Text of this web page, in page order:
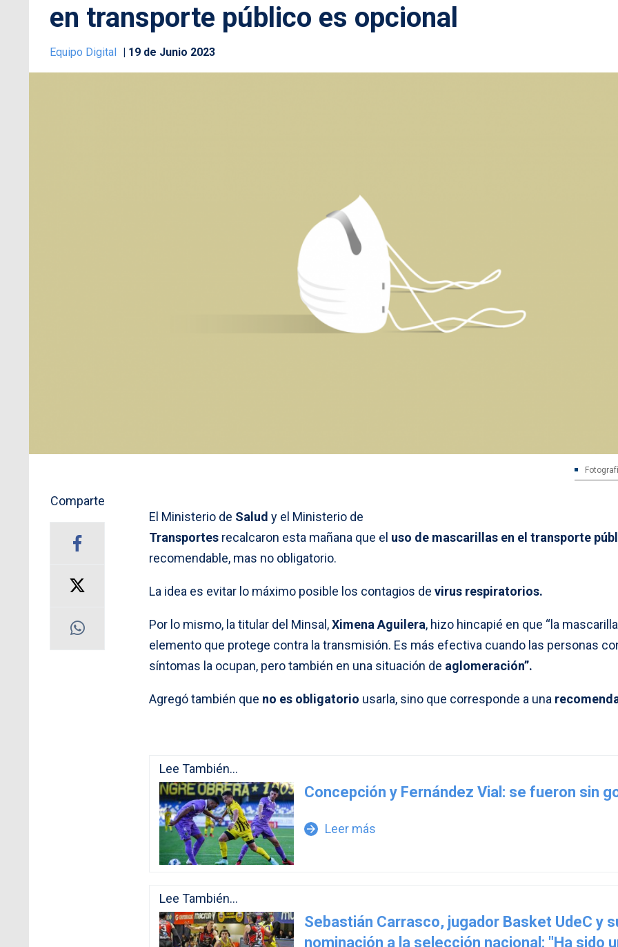
en transporte público es opcional
Equipo Digital 19 de Junio 2023
Comparte
El Ministerio de Salud y el Ministerio de
Transportes recalcaron esta mañana que el uso de mascarillas en el transporte
recomendable, mas no obligatorio.
La idea es evitar lo máximo posible los contagios de virus respiratorios.
Por lo mismo, la titular del Minsal,Ximena Aguilera, hizo hincapié en que “la
elemento que protege contra la transmisión. Es más efectiva cuando las personas
síntomas la ocupan, pero también en una situación de aglomeración”.
Agregó también que no es obligatorio usarla, sino que corresponde a una
Lee También...
Concepción y Fernández Vial: se fueron sin
arrow_forward Leer más
Lee También...
Sebastián Carrasco, jugador Basket UdeC y
nominación a la selección nacional: "Ha sido